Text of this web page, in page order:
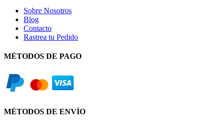
Sobre Nosotros
Blog
Contacto
Rastrea tu Pedido
MÉTODOS DE PAGO
MÉTODOS DE ENVÍO